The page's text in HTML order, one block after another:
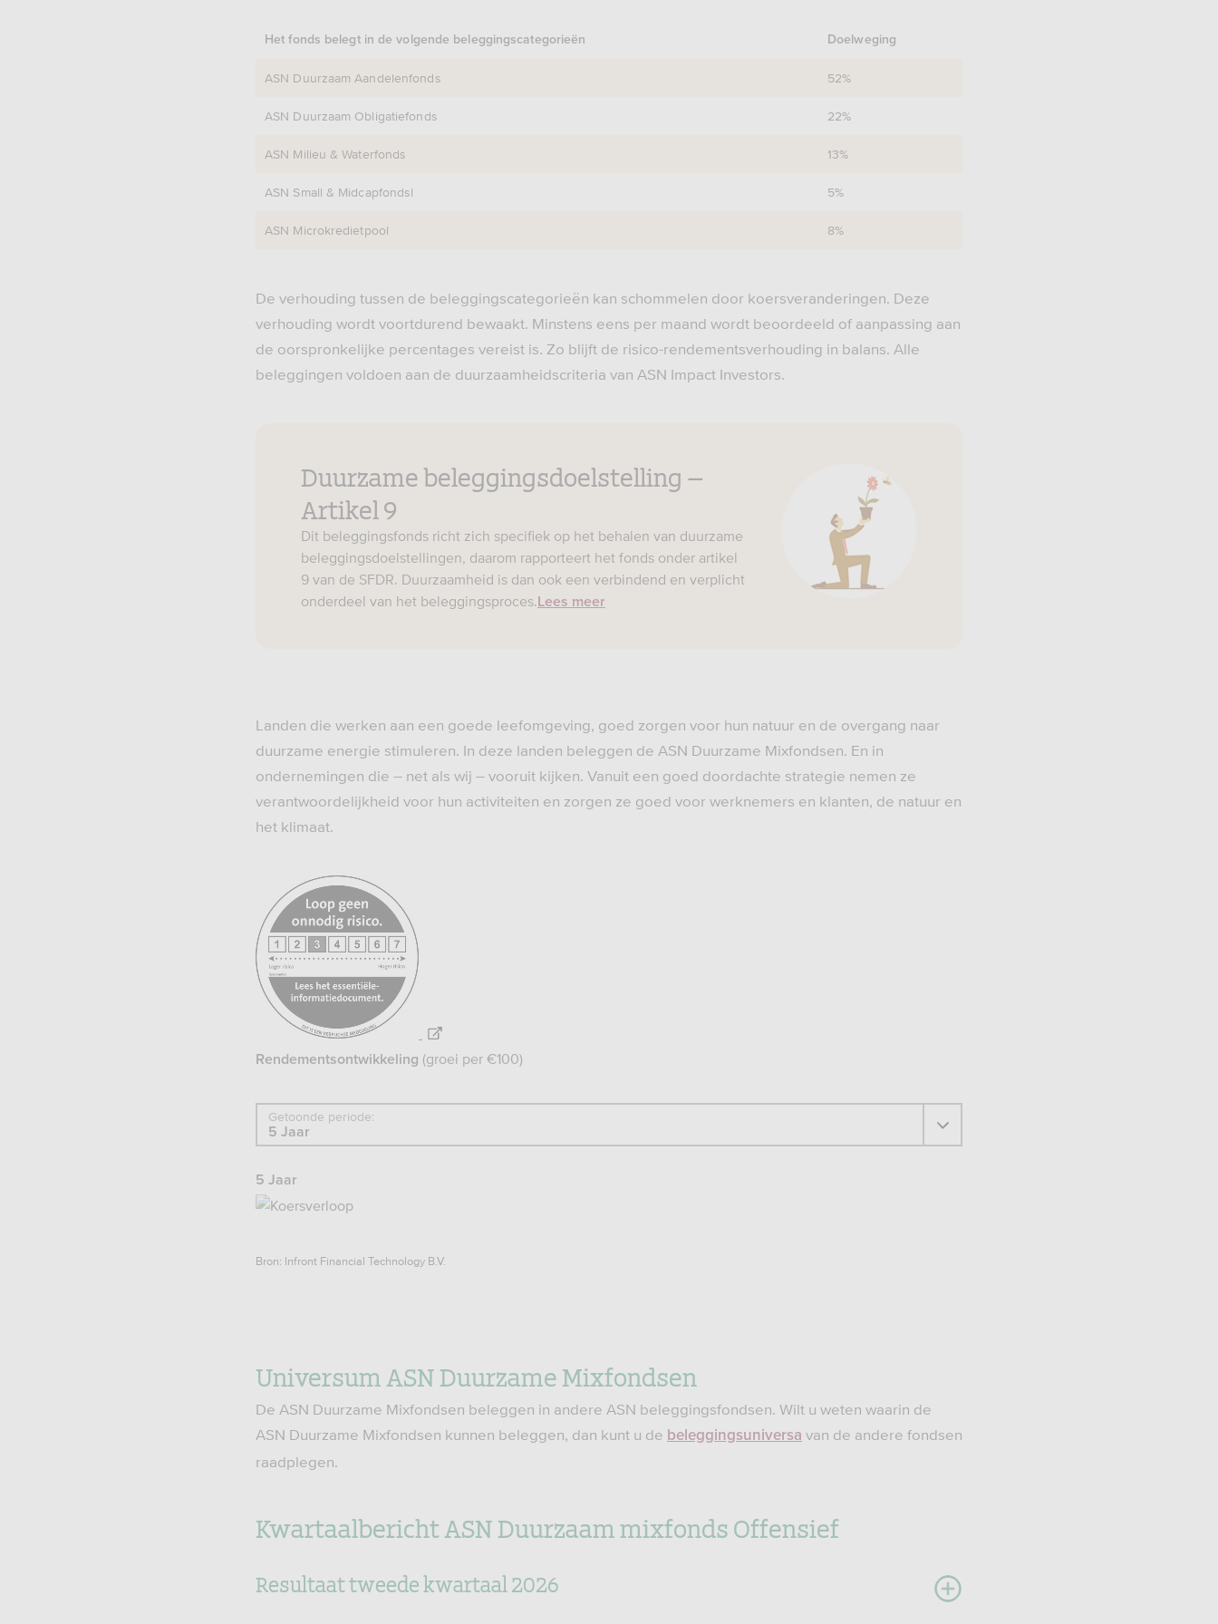
Het fonds belegt in de volgende beleggingscategorieën Doelweging
ASN Duurzaam Aandelenfonds 52%
ASN Duurzaam Obligatiefonds 22%
ASN Milieu & Waterfonds 13%
ASN Small & Midcapfondsl 5%
ASN Microkredietpool 8%
De verhouding tussen de beleggingscategorieën kan schommelen door koersveranderingen. Deze
verhouding wordt voortdurend bewaakt. Minstens eens per maand wordt beoordeeld of aanpassing aan
de oorspronkelijke percentages vereist is. Zo blijft de risico-rendementsverhouding in balans. Alle
beleggingen voldoen aan de duurzaamheidscriteria van ASN Impact Investors.
Duurzame beleggingsdoelstelling –
Artikel 9
Dit beleggingsfonds richt zich specifiek op het behalen van duurzame
beleggingsdoelstellingen, daarom rapporteert het fonds onder artikel
9 van de SFDR. Duurzaamheid is dan ook een verbindend en verplicht
onderdeel van het beleggingsproces. Lees meer
Landen die werken aan een goede leefomgeving, goed zorgen voor hun natuur en de overgang naar
duurzame energie stimuleren. In deze landen beleggen de ASN Duurzame Mixfondsen. En in
ondernemingen die – net als wij – vooruit kijken. Vanuit een goed doordachte strategie nemen ze
verantwoordelijkheid voor hun activiteiten en zorgen ze goed voor werknemers en klanten, de natuur en
het klimaat.
https://www.afm.nl/nl-
nl/sector/themas/dienstverlening-
aan-
consumenten/informatieverstrekking/essentiele-
informatiedocument-
eid
Rendementsontwikkeling (groei per €100)
Getoonde periode:
5 Jaar
Bron: Infront Financial Technology B.V.
Universum ASN Duurzame Mixfondsen
De ASN Duurzame Mixfondsen beleggen in andere ASN beleggingsfondsen. Wilt u weten waarin de
ASN Duurzame Mixfondsen kunnen beleggen, dan kunt u de beleggingsuniversa van de andere fondsen
raadplegen.
Kwartaalbericht ASN Duurzaam mixfonds Offensief
Resultaat tweede kwartaal 2026